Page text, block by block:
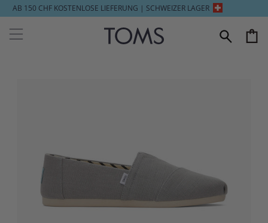
AB 150 CHF KOSTENLOSE LIEFERUNG | SCHWEIZER LAGER